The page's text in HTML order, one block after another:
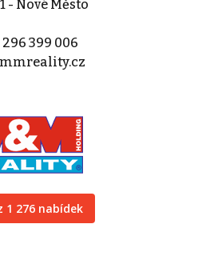
- Nové Město
399 006
1 276 nabídek